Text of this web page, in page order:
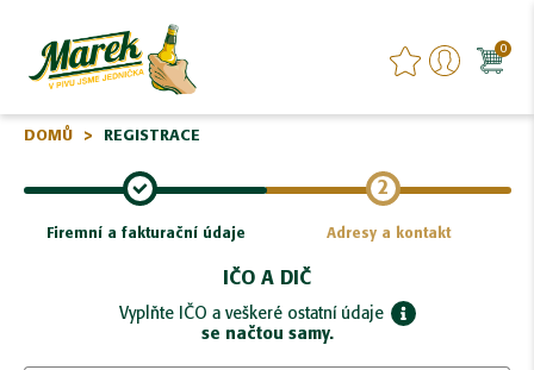
0
DOMŮ REGISTRACE
Firemní a fakturační údaje Adresy a kontakt
IČO A DIČ
Vyplňte IČO a veškeré ostatní údaje
se načtou samy.